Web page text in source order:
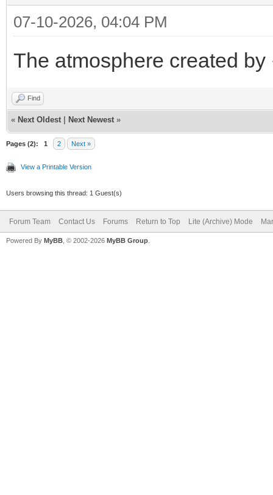
07-10-2026, 04:04 PM
The atmosphere created by
Find
« Next Oldest Next Newest »
Pages (2): 1 2 Next »
View a Printable Version
Users browsing this thread: 1 Guest(s)
Forum Team Contact Us Forums Return to Top Lite (Archive) Mode
Powered By MyBB , © 2002-2026 MyBB Group